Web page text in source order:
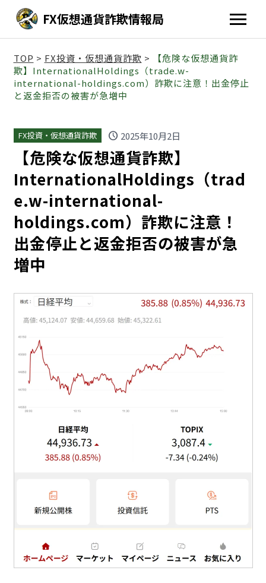
FX仮想通貨詐欺情報局
TOP > FX投資・仮想通貨詐欺 >
【危険な仮想通貨詐
欺】InternationalHoldings（trade.w-
international-holdings.com）詐欺に注意！出金停止
と返金拒否の被害が急増中
FX投資・仮想通貨詐欺 schedule 2025年10月2日
【危険な仮想通貨詐欺】
InternationalHoldings（trad
e.w-international-
holdings.com）詐欺に注意！
出金停止と返金拒否の被害が急
増中